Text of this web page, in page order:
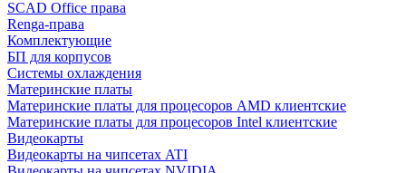
SCAD Office права
Renga-права
Комплектующие
БП для корпусов
Системы охлаждения
Материнские платы
Материнские платы для процесоров AMD клиентские
Материнские платы для процесоров Intel клиентские
Видеокарты
Видеокарты на чипсетах ATI